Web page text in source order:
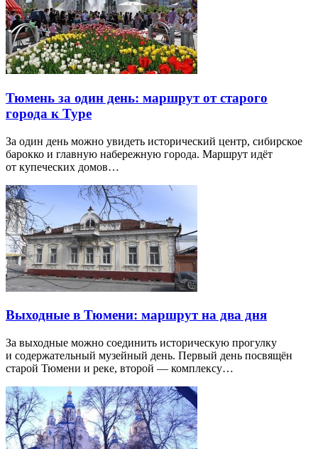
Тюмень за один день: маршрут от старого
города к Туре
За один день можно увидеть исторический центр, сибирское
барокко и главную набережную города. Маршрут идёт
от купеческих домов…
Выходные в Тюмени: маршрут на два дня
За выходные можно соединить историческую прогулку
и содержательный музейный день. Первый день посвящён
старой Тюмени и реке, второй — комплексу…